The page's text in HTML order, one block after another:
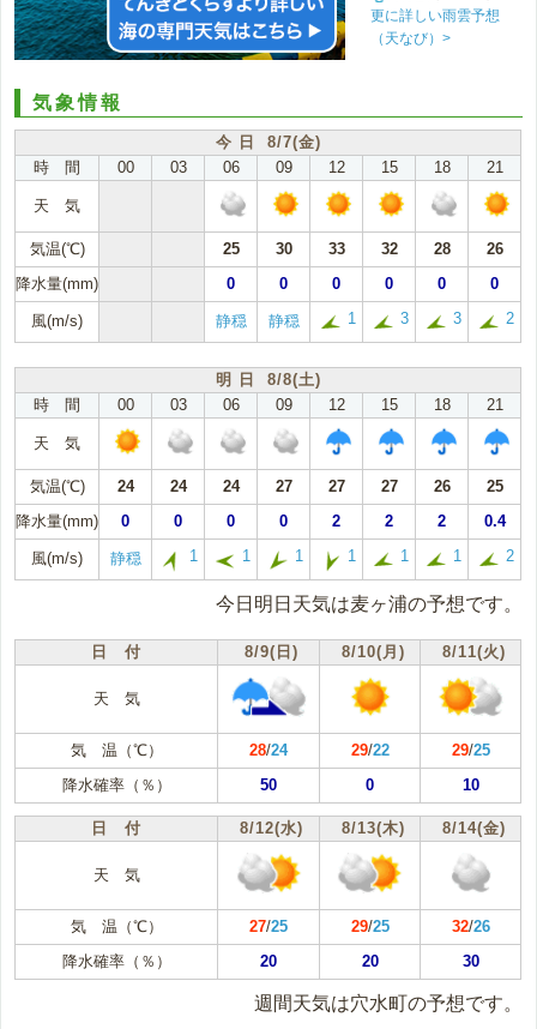
更に詳しい雨雲予想
（天なび）>
気象情報
今 日 8/7(金)
時 間
00 03 06 09 12 15 18 21
天 気
気温(℃) 25 30 33 32 28
26
降水量(mm)
0 0 0 0 0 0
風(m/s) 静穏 静穏 1 3 3 2
明 日 8/8(土)
時 間
00 03 06 09 12 15 18 21
天 気
気温(℃) 24 24 24 27 27 27 26
25
降水量(mm)
0 0 0 0 2 2 2 0.4
風(m/s) 静穏 1 1 1 1 1 1 2
今日明日天気は麦ヶ浦の予想です。
日 付 8/9(日) 8/10(月) 8/11(火)
天 気
気 温（℃） 28/24 29/22 29/25
降水確率（％）
50 0 10
日 付 8/12(水) 8/13(木) 8/14(金)
天 気
気 温（℃） 27/25 29/25 32/26
降水確率（％）
20 20 30
週間天気は穴水町の予想です。